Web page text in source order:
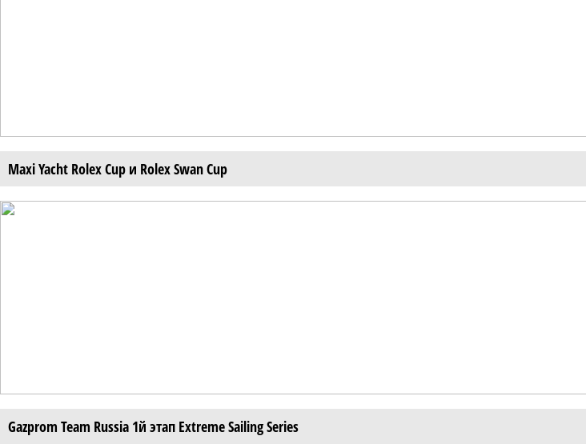
Maxi Yacht Rolex Cup и Rolex Swan Cup
Gazprom Team Russia 1й этап Extreme Sailing Series